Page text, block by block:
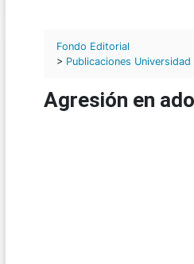
Fondo Editorial
> Publicaciones
Agresión en